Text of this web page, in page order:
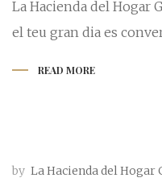
La Hacienda del Hogar
el teu gran dia es
READ MORE
by La Hacienda del Hogar